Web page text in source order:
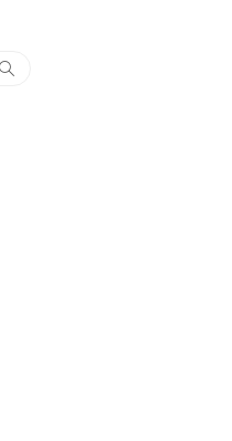
Search